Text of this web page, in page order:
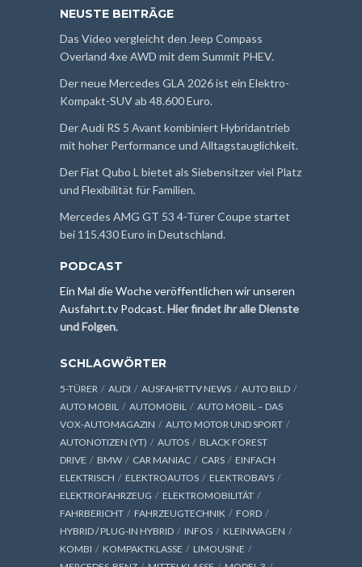
NEUSTE BEITRÄGE
Das Video vergleicht den Jeep Compass
Overland 4xe AWD mit dem Summit PHEV.
Der neue Mercedes GLA 2026 ist ein Elektro-
Kompakt-SUV ab 48.600 Euro.
Der Audi RS 5 Avant kombiniert Hybridantrieb
mit hoher Performance und Alltagstauglichkeit.
Der Fiat Qubo L bietet als Siebensitzer viel Platz
und Flexibilität für Familien.
Mercedes AMG GT 53 4-Türer Coupe startet
bei 115.430 Euro in Deutschland.
PODCAST
Ein Mal die Woche veröffentlichen wir unseren
Ausfahrt.tv Podcast.Hier findet ihr alle Dienste
und Folgen.
SCHLAGWÖRTER
5-TÜRER AUDI AUSFAHRTTV NEWS
AUTO BILD
AUTO MOBIL
AUTOMOBIL
AUTO MOBIL – DAS
VOX-AUTOMAGAZIN
AUTO MOTOR UND SPORT
AUTONOTIZEN (YT)
AUTOS
BLACK FOREST
DRIVE
BMW CAR MANIAC CARS
EINFACH
ELEKTRISCH
ELEKTROAUTOS
ELEKTROBAYS
ELEKTROFAHRZEUG
ELEKTROMOBILITÄT
FAHRBERICHT
FAHRZEUGTECHNIK
FORD
HYBRID / PLUG-IN HYBRID
INFOS
KLEINWAGEN
KOMBI
KOMPAKTKLASSE
LIMOUSINE